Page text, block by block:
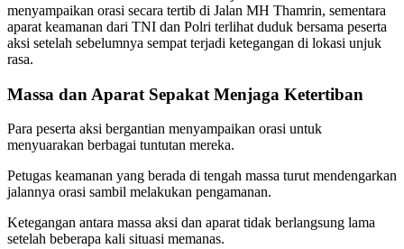
menyampaikan orasi secara tertib di Jalan MH Thamrin, sementara
aparat keamanan dari TNI dan Polri terlihat duduk bersama peserta
aksi setelah sebelumnya sempat terjadi ketegangan di lokasi unjuk
rasa.
Massa dan Aparat Sepakat Menjaga Ketertiban
Para peserta aksi bergantian menyampaikan orasi untuk
menyuarakan berbagai tuntutan mereka.
Petugas keamanan yang berada di tengah massa turut mendengarkan
jalannya orasi sambil melakukan pengamanan.
Ketegangan antara massa aksi dan aparat tidak berlangsung lama
setelah beberapa kali situasi memanas.